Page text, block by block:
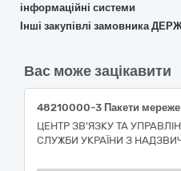
інформаційні системи
Інші закупівлі замовника
Вас може зацікавити
ЦЕНТР ЗВ'ЯЗКУ ТА
СЛУЖБИ УКРАЇНИ З